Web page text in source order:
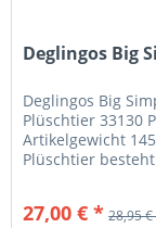
Deglingos Big
Deglingos Big
Plüschtier 33130
Artikelgewicht
Plüschtier
27,00 € * 28,95